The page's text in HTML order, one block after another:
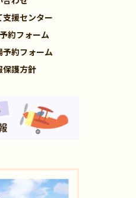
援センター
約フォーム
予約フォーム
保護方針